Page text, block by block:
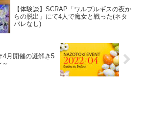
【体験談】SCRAP「ワルプルギスの夜か
らの脱出」にて4人で魔女と戦った(ネタ
バレなし)
4月開催の謎解き5